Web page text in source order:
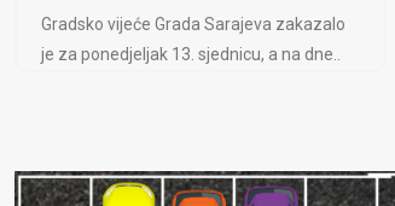
Gradsko vijeće Grada Sarajeva zakazalo
je za ponedjeljak 13. sjednicu, a na dne..